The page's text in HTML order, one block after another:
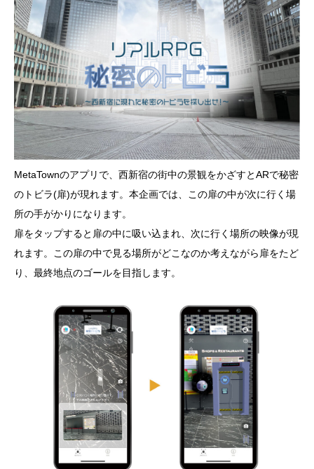
MetaTownのアプリで、西新宿の街中の景観をかざすとARで秘密
のトビラ(扉)が現れます。本企画では、この扉の中が次に行く場
所の手がかりになります。
扉をタップすると扉の中に吸い込まれ、次に行く場所の映像が現
れます。この扉の中で見る場所がどこなのか考えながら扉をたど
り、最終地点のゴールを目指します。